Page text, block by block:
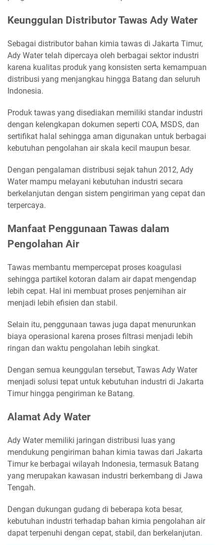
Keunggulan Distributor Tawas Ady Water
Sebagai distributor bahan kimia tawas di Jakarta Timur,
Ady Water telah dipercaya oleh berbagai sektor industri
karena kualitas produk yang konsisten serta kemampuan
distribusi yang menjangkau hingga Batang dan seluruh
Indonesia.
Produk tawas yang disediakan memiliki standar industri
dengan kelengkapan dokumen seperti COA, MSDS, dan
sertifikat halal sehingga aman digunakan untuk berbagai
kebutuhan pengolahan air skala kecil maupun besar.
Dengan pengalaman distribusi sejak tahun 2012, Ady
Water mampu melayani kebutuhan industri secara
berkelanjutan dengan sistem pengiriman yang cepat dan
terpercaya.
Manfaat Penggunaan Tawas dalam
Pengolahan Air
Tawas membantu mempercepat proses koagulasi
sehingga partikel kotoran dalam air dapat mengendap
lebih cepat. Hal ini membuat proses penjernihan air
menjadi lebih efisien dan stabil.
Selain itu, penggunaan tawas juga dapat menurunkan
biaya operasional karena proses filtrasi menjadi lebih
ringan dan waktu pengolahan lebih singkat.
Dengan semua keunggulan tersebut, Tawas Ady Water
menjadi solusi tepat untuk kebutuhan industri di Jakarta
Timur hingga pengiriman ke Batang.
Alamat Ady Water
Ady Water memiliki jaringan distribusi luas yang
mendukung pengiriman bahan kimia tawas dari Jakarta
Timur ke berbagai wilayah Indonesia, termasuk Batang
yang merupakan kawasan industri berkembang di Jawa
Tengah.
Dengan dukungan gudang di beberapa kota besar,
kebutuhan industri terhadap bahan kimia pengolahan air
dapat terpenuhi dengan cepat, stabil, dan berkelanjutan.